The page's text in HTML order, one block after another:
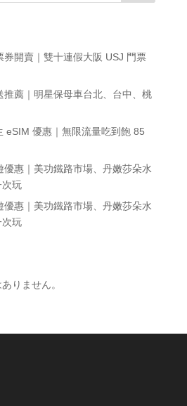
券開賣｜雙十連假大阪 USJ 門票
推薦｜明星保母車台北、台中、桃
eSIM 優惠｜無限流量吃到飽 85
優惠｜美功鐵路市場、丹嫩莎朵水
次玩
優惠｜美功鐵路市場、丹嫩莎朵水
次玩
りません。